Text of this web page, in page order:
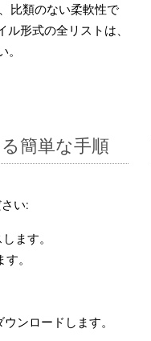
比類のない柔軟性で
形式の全リストは、
簡単な手順
い:
ます。
。
ンロードします。